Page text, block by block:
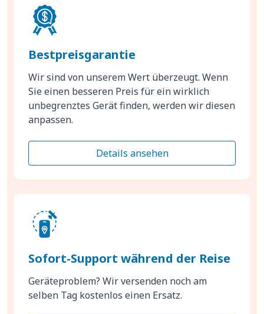
Bestpreisgarantie
Wir sind von unserem Wert überzeugt. Wenn
Sie einen besseren Preis für ein wirklich
unbegrenztes Gerät finden, werden wir diesen
anpassen.
Details ansehen
Sofort-Support während der Reise
Geräteproblem? Wir versenden noch am
selben Tag kostenlos einen Ersatz.